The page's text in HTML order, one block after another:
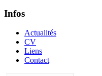
Infos
Actualités
CV
Liens
Contact